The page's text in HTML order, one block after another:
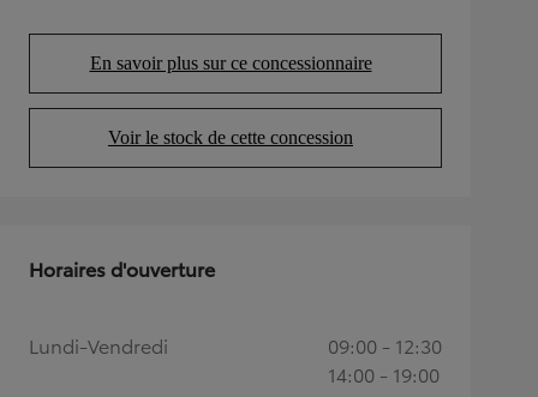
En savoir plus sur ce concessionnaire
(Opens in new tab)
Voir le stock de cette concession
(Opens in new tab)
Horaires d'ouverture
Lundi-Vendredi
09:00 - 12:30
14:00 - 19:00